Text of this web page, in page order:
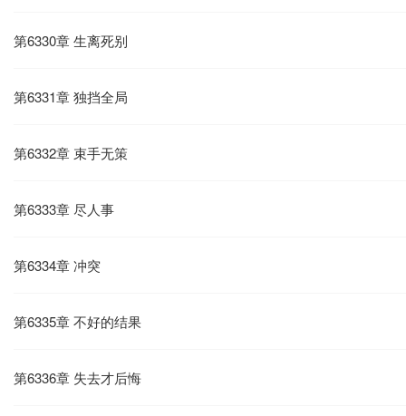
第6330章 生离死别
第6331章 独挡全局
第6332章 束手无策
第6333章 尽人事
第6334章 冲突
第6335章 不好的结果
第6336章 失去才后悔